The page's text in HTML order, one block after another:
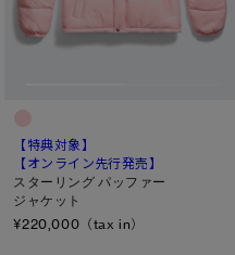
ひざ
ふくらはぎ
【特典対象】
【オンライン先行発売】
スターリング パッファー
ジャケット
¥220,000（tax in）